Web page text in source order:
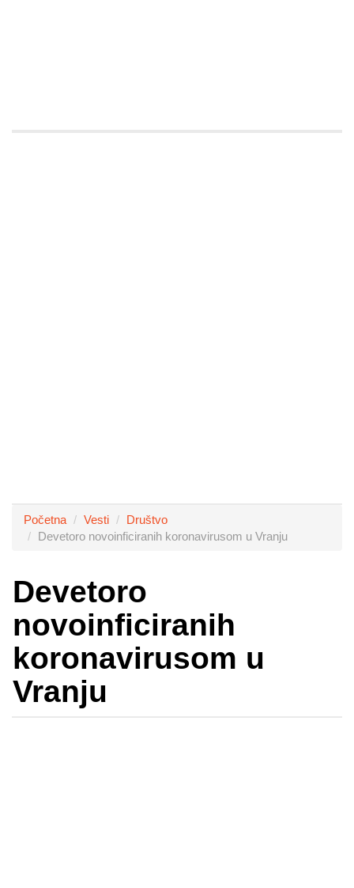
Početna Vesti
Društvo
Devetoro novoinficiranih koronavirusom u Vranju
Devetoro
novoinficiranih
koronavirusom u
Vranju